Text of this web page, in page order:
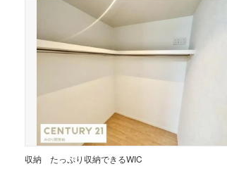
収納 たっぷり収納できるWIC